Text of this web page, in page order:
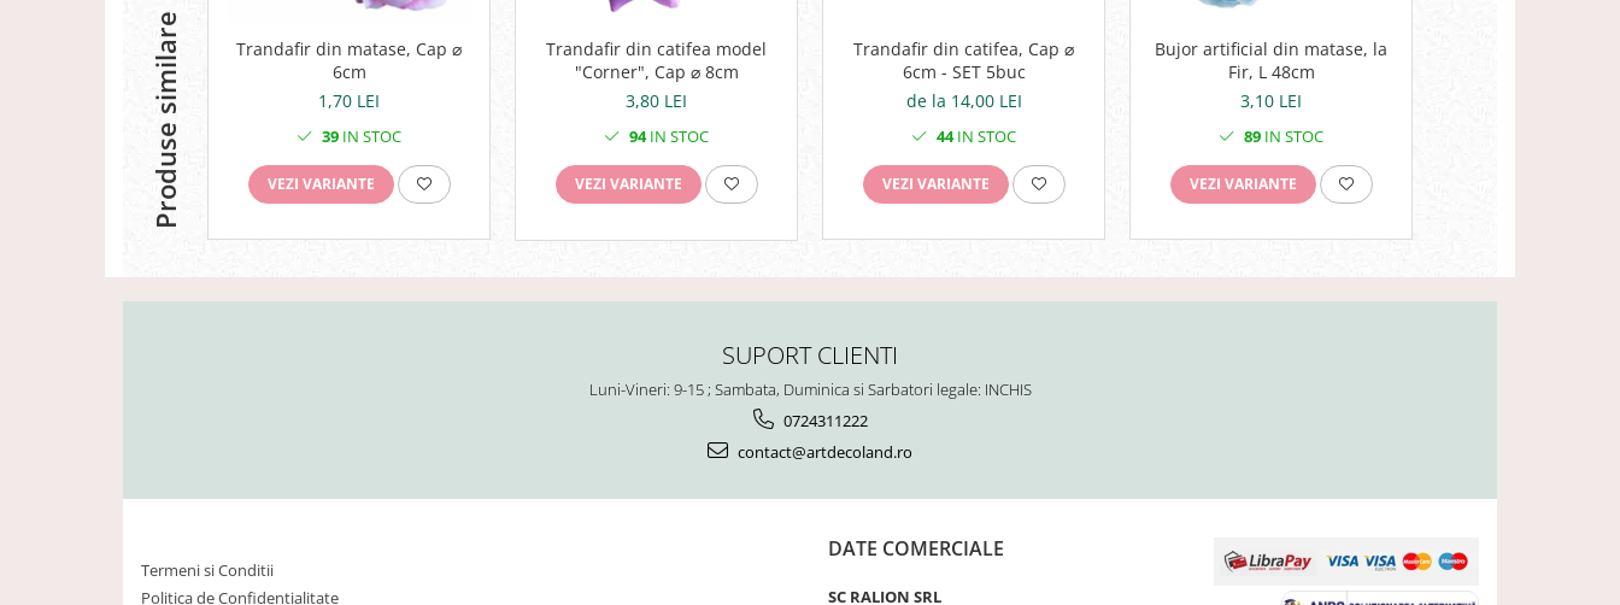
Produse similare
Trandafir din matase, Cap ⌀
6cm
1,70 LEI
39 IN STOC
VEZI VARIANTE
Trandafir din catifea model
"Corner", Cap ⌀ 8cm
3,80 LEI
94IN STOC
VEZI VARIANTE
Trandafir din catifea, Cap ⌀
6cm - SET 5buc
de la 14,00 LEI
44IN STOC
VEZI VARIANTE
Bujor artificial din matase, la
Fir, L 48cm
3,10 LEI
89 IN STOC
VEZI VARIANTE
SUPORT CLIENTI
Luni-Vineri: 9-15 ; Sambata, Duminica si Sarbatori legale: INCHIS
0724311222
contact@artdecoland.ro
Termeni si Conditii
Politica de Confidentialitate
DATE COMERCIALE
SC RALION SRL